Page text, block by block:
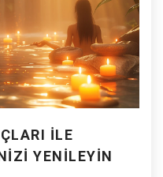
ILE
YENILEYIN